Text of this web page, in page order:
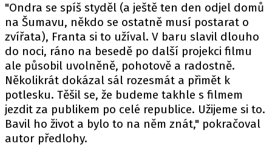
"Ondra se spíš styděl (a ještě ten den odjel domů
na Šumavu, někdo se ostatně musí postarat o
zvířata), Franta si to užíval. V baru slavil dlouho
do noci, ráno na besedě po další projekci filmu
ale působil uvolněně, pohotově a radostně.
Několikrát dokázal sál rozesmát a přimět k
potlesku. Těšil se, že budeme takhle s filmem
jezdit za publikem po celé republice. Užijeme si to.
Bavil ho život a bylo to na něm znát," pokračoval
autor předlohy.